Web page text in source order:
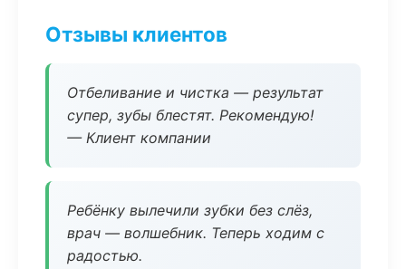
Отзывы клиентов
Отбеливание и чистка — результат
супер, зубы блестят. Рекомендую!
— Клиент компании
Ребёнку вылечили зубки без слёз,
врач — волшебник. Теперь ходим с
радостью.